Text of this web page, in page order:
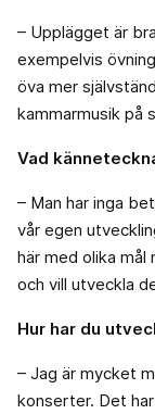
– Upplägget är
exempelvis
öva mer
kammarmusik på
Vad
– Man har inga
vår egen
här med olika mål
och vill utveckla
Hur har du
– Jag är mycket
konserter. Det